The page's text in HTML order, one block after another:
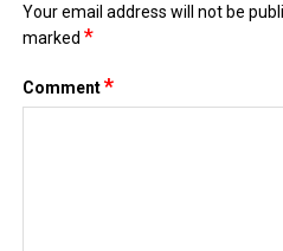
Your email address will not be
marked*
Comment*